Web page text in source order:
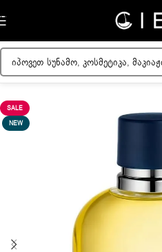
Skip to navigation
მთავარი/მამაკაცის სუნამოები
SALE
NEW